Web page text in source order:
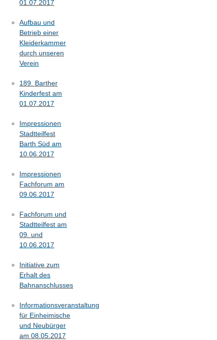
01.07.2017
Aufbau und
Betrieb einer
Kleiderkammer
durch unseren
Verein
189. Barther
Kinderfest am
01.07.2017
Impressionen
Stadtteilfest
Barth Süd am
10.06.2017
Impressionen
Fachforum am
09.06.2017
Fachforum und
Stadtteilfest am
09. und
10.06.2017
Initiative zum
Erhalt des
Bahnanschlusses
Informationsveranstaltung
für Einheimische
und Neubürger
am 08.05.2017